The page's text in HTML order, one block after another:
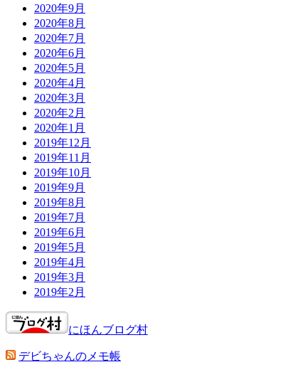
2020年9月
2020年8月
2020年7月
2020年6月
2020年5月
2020年4月
2020年3月
2020年2月
2020年1月
2019年12月
2019年11月
2019年10月
2019年9月
2019年8月
2019年7月
2019年6月
2019年5月
2019年4月
2019年3月
2019年2月
にほんブログ村
デビちゃんのメモ帳